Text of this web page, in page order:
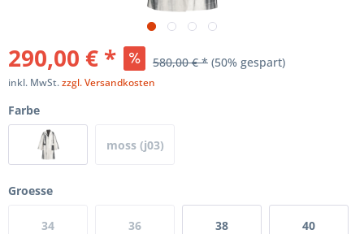
290,00 € * 580,00 € * (50% gespart)
inkl. MwSt.zzgl. Versandkosten
Farbe
moss (j03)
Groesse
34 36 38 40